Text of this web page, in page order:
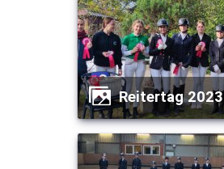
Reitertag 2023